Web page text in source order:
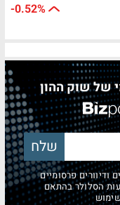
-0.52%
של שוק ההון
ודיוורים פרסומיים
הסלולר בהתאם